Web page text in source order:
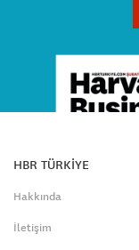
HBR TÜRKİYE
Hakkında
İletişim